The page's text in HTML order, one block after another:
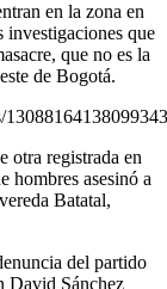
en la zona en
investigaciones que
que no es la
de Bogotá.
otra registrada en
hombres asesinó a
Batatal,
del partido
David Sánchez